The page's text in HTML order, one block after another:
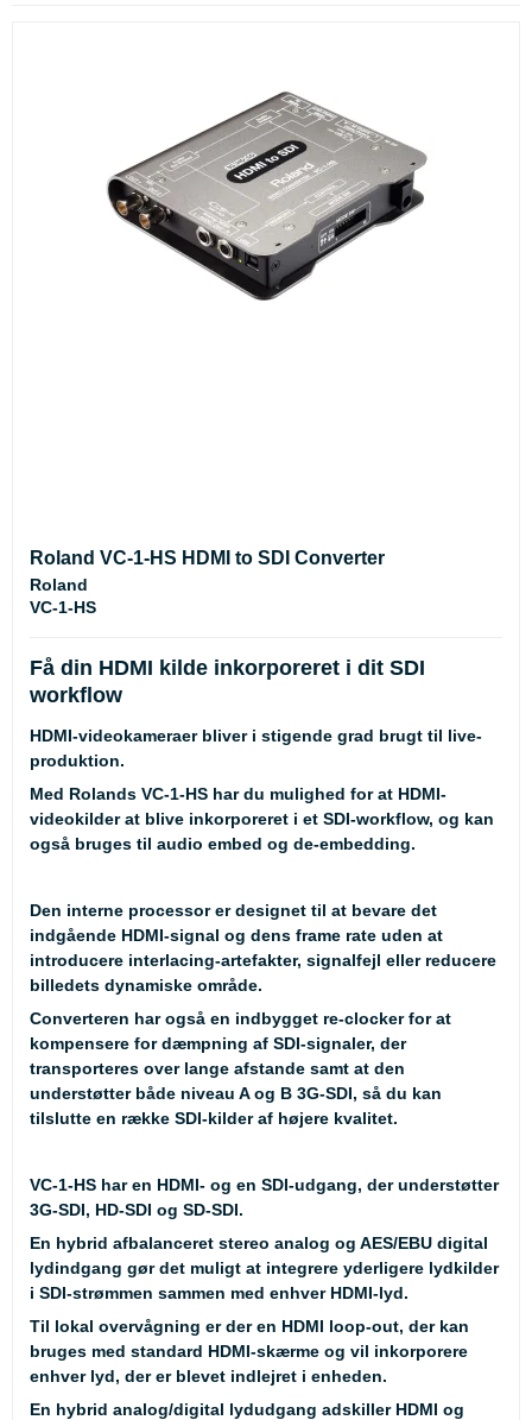
Roland VC-1-HS HDMI to SDI Converter
Roland
VC-1-HS
Få din HDMI kilde inkorporeret i dit SDI
workflow
HDMI-videokameraer bliver i stigende grad brugt til live-
produktion.
Med Rolands VC-1-HS har du mulighed for at HDMI-
videokilder at blive inkorporeret i et SDI-workflow, og kan
også bruges til audio embed og de-embedding.
Den interne processor er designet til at bevare det
indgående HDMI-signal og dens frame rate uden at
introducere interlacing-artefakter, signalfejl eller reducere
billedets dynamiske område.
Converteren har også en indbygget re-clocker for at
kompensere for dæmpning af SDI-signaler, der
transporteres over lange afstande samt at den
understøtter både niveau A og B 3G-SDI, så du kan
tilslutte en række SDI-kilder af højere kvalitet.
VC-1-HS har en HDMI- og en SDI-udgang, der understøtter
3G-SDI, HD-SDI og SD-SDI.
En hybrid afbalanceret stereo analog og AES/EBU digital
lydindgang gør det muligt at integrere yderligere lydkilder
i SDI-strømmen sammen med enhver HDMI-lyd.
Til lokal overvågning er der en HDMI loop-out, der kan
bruges med standard HDMI-skærme og vil inkorporere
enhver lyd, der er blevet indlejret i enheden.
En hybrid analog/digital lydudgang adskiller HDMI og